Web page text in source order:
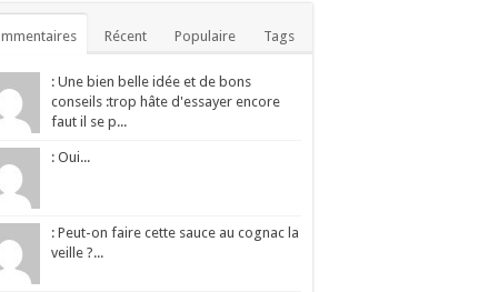
Récent Populaire Tags
: Une bien belle idée et de bons
conseils :trop hâte d'essayer encore
faut il se p...
: Oui...
: Peut-on faire cette sauce au cognac la
veille ?...